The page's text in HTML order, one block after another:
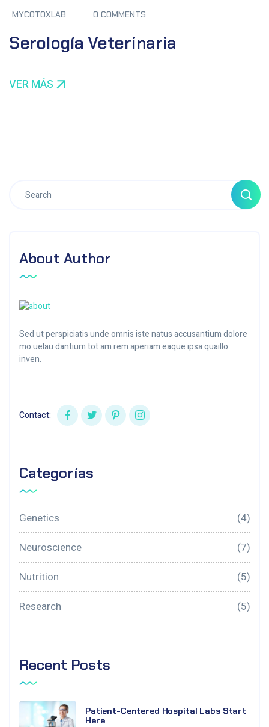
MYCOTOXLAB 0 COMMENTS
Serología Veterinaria
VER MÁS
About Author
Sed ut perspiciatis unde omnis iste natus accusantium dolore
mo uelau dantium tot am rem aperiam eaque ipsa quaillo
inven.
Contact:
Categorías
Genetics
(4)
Neuroscience
(7)
Nutrition
(5)
Research
(5)
Recent Posts
Patient-Centered Hospital Labs Start
Here